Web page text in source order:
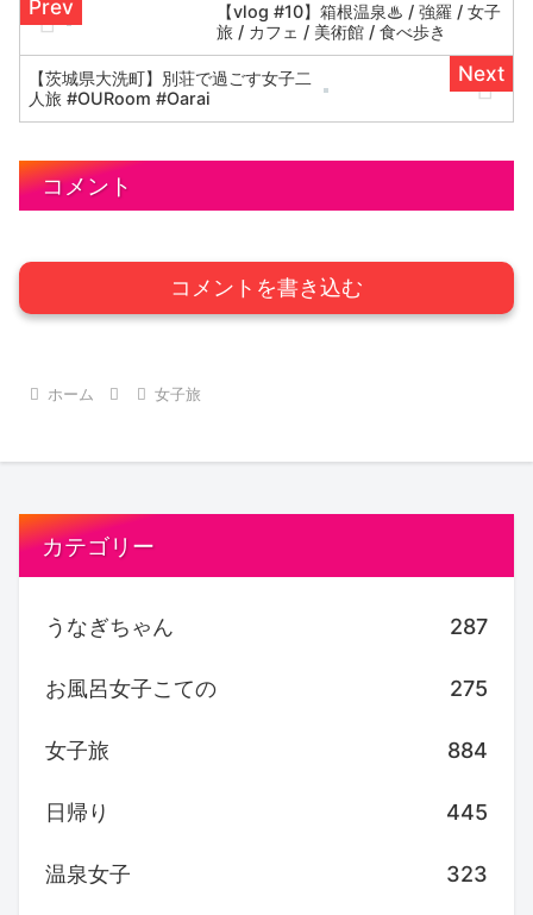
【vlog #10】箱根温泉♨︎ / 強羅 / 女子
旅 / カフェ / 美術館 / 食べ歩き
【茨城県大洗町】別荘で過ごす女子二
人旅 #OURoom #Oarai
コメント
コメントを書き込む
ホーム 女子旅
カテゴリー
うなぎちゃん 287
お風呂女子こての 275
女子旅 884
日帰り 445
温泉女子 323